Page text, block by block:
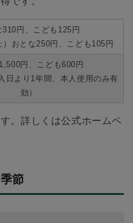
310円、こども125円
）おとな250円、こども105円
円、こども600円
日より1年間、本人使用のみ有
効）
。詳しくは公式ホームペ
節